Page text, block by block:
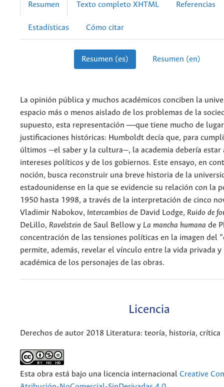
Resumen Texto completo XHTML Referencias
Estadísticas Cómo citar
Resumen (es) Resumen (en)
La opinión pública y muchos académicos conciben la
espacio más o menos aislado de los problemas de la
supuesto, esta representación ―que tiene mucho de
justificaciones históricas: Humboldt decía que, para
últimos —el saber y la cultura—, la academia debería estar
intereses políticos y de los gobiernos. Este ensayo, en
noción, busca reconstruir una breve historia de la
estadounidense en la que se evidencie su relación con la
1950 hasta 1998, a través de la interpretación de cinco
Vladimir Nabokov, Intercambios de David Lodge, Ruido de
DeLillo, Ravelstein de Saul Bellow y La mancha humana de
concentración de las tensiones políticas en la imagen del
permite, además, revelar el vínculo entre la vida privada y
académica de los personajes de las obras.
Licencia
Derechos de autor 2018 Literatura: teoría, historia, crítica
Esta obra está bajo una licencia internacional Creative